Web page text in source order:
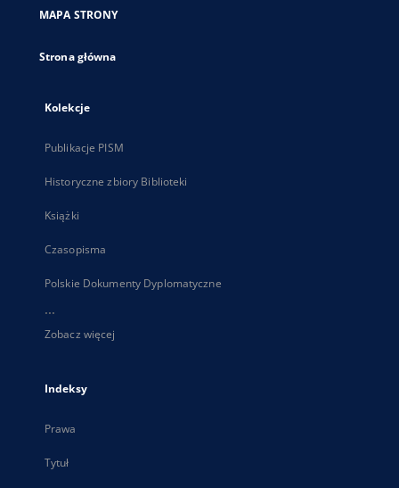
karcie
MAPA STRONY
Strona główna
Kolekcje
Publikacje PISM
Historyczne zbiory Biblioteki
Książki
Czasopisma
Polskie Dokumenty Dyplomatyczne
...
Zobacz więcej
Indeksy
Prawa
Tytuł